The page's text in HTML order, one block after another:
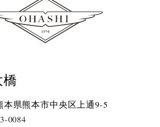
本県熊本市中央区上通9-5
0084